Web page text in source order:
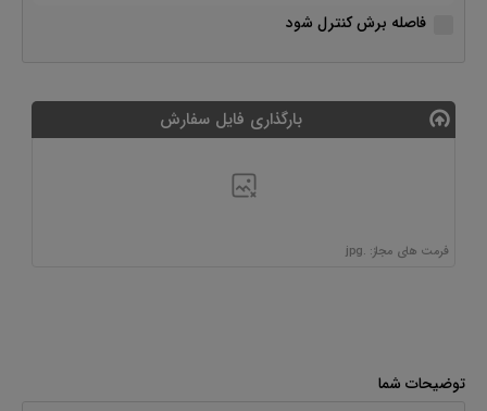
فاصله برش کنترل شود
بارگذاری فایل سفارش
فرمت های مجاز: .jpg
توضیحات شما